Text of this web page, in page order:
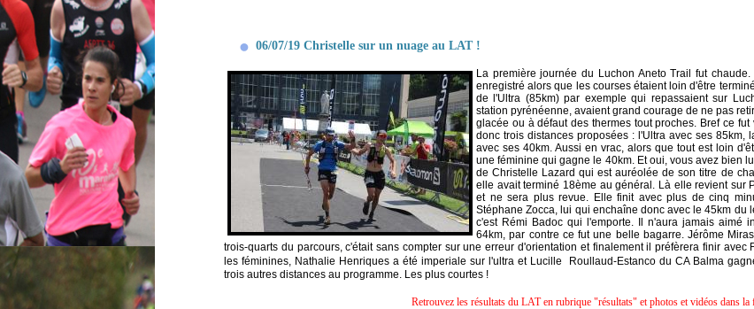
06/07/19 Christelle sur un nuage au LAT !
La première journée du Luchon Aneto Trail fut
enregistré alors que les courses étaient loin d'être
de l'Ultra (85km) par exemple qui repassaient sur
station pyrénéenne, avaient grand courage de ne pas
glacée ou à défaut des thermes tout proches. Bref ce
donc trois distances proposées : l'Ultra avec ses
avec ses 40km. Aussi en vrac, alors que tout est loin
une féminine qui gagne le 40km. Et oui, vous avez bien
de Christelle Lazard qui est auréolée de son titre de
elle avait terminé 18ème au général. Là elle revient sur
et ne sera plus revue. Elle finit avec plus de cinq
Stéphane Zocca, lui qui enchaîne donc avec le 45km du
c'est Rémi Badoc qui l'emporte. Il n'aura jamais aimé
64km, par contre ce fut une belle bagarre. Jérôme
trois-quarts du parcours, c'était sans compter sur une erreur d'orientation et finalement il préfèrera finir
les féminines, Nathalie Henriques a été imperiale sur l'ultra et Lucille Roullaud-Estanco du CA Balma
trois autres distances au programme. Les plus courtes !
Retrouvez les résultats du LAT en rubrique "résultats" et photos et vidéos dans la